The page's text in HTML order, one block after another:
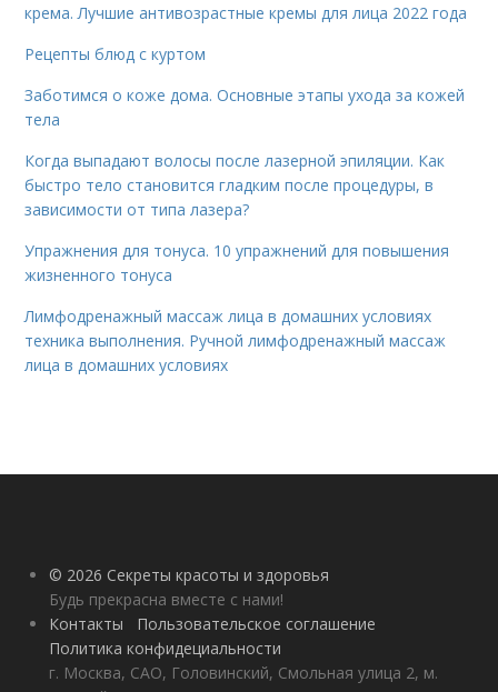
крема. Лучшие антивозрастные кремы для лица 2022 года
Рецепты блюд с куртом
Заботимся о коже дома. Основные этапы ухода за кожей
тела
Когда выпадают волосы после лазерной эпиляции. Как
быстро тело становится гладким после процедуры, в
зависимости от типа лазера?
Упражнения для тонуса. 10 упражнений для повышения
жизненного тонуса
Лимфодренажный массаж лица в домашних условиях
техника выполнения. Ручной лимфодренажный массаж
лица в домашних условиях
© 2026 Секреты красоты и здоровья
Будь прекрасна вместе с нами!
Контакты
Пользовательское соглашение
Политика конфидециальности
г. Москва, САО, Головинский, Смольная улица 2, м.